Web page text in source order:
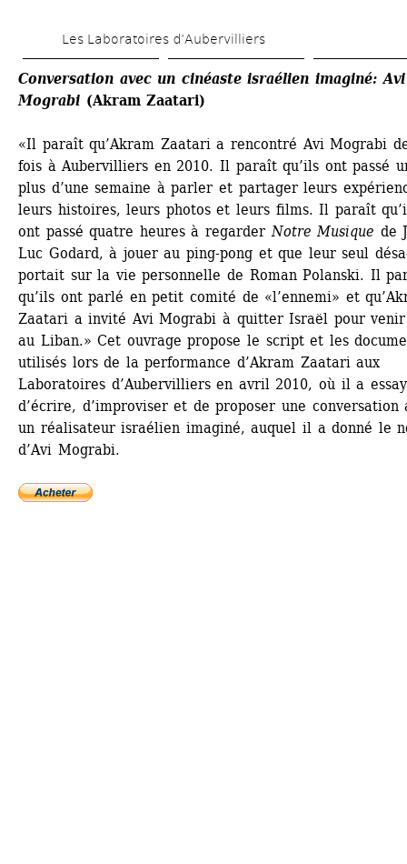
au
contenu
principal
Les Laboratoires d’Aubervilliers
Conversation avec un cinéaste israélien imaginé: Avi
Mograbi (Akram Zaatari)
«Il paraît qu’Akram Zaatari a rencontré Avi Mograbi
fois à Aubervilliers en 2010. Il paraît qu’ils ont passé
plus d’une semaine à parler et partager leurs
leurs histoires, leurs photos et leurs films. Il paraît
ont passé quatre heures à regarder Notre Musique de
Luc Godard, à jouer au ping-pong et que leur seul
portait sur la vie personnelle de Roman Polanski. Il
qu’ils ont parlé en petit comité de «l’ennemi» et
Zaatari a invité Avi Mograbi à quitter Israël pour
au Liban.» Cet ouvrage propose le script et les
utilisés lors de la performance d’Akram Zaatari aux
Laboratoires d’Aubervilliers en avril 2010, où il a
d’écrire, d’improviser et de proposer une conversation
un réalisateur israélien imaginé, auquel il a donné le
d’Avi Mograbi.